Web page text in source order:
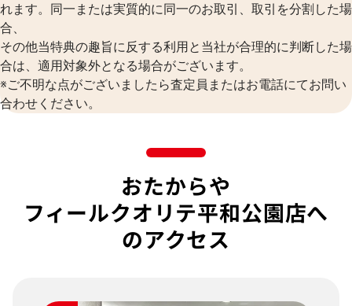
れます。同一または実質的に同一のお取引、取引を分割した場
合、
その他当特典の趣旨に反する利用と当社が合理的に判断した場
合は、適用対象外となる場合がございます。
※ご不明な点がございましたら査定員またはお電話にてお問い
合わせください。
おたからや
フィールクオリテ平和公園店へ
のアクセス